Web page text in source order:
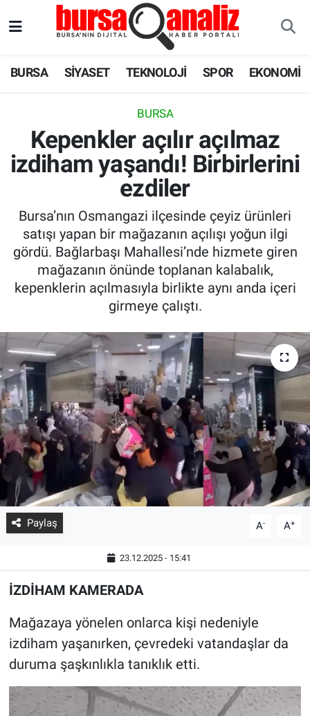
BURSA SİYASET TEKNOLOJİ SPOR EKONOMİ
BURSA
Kepenkler açılır açılmaz
izdiham yaşandı! Birbirlerini
ezdiler
Bursa’nın Osmangazi ilçesinde çeyiz ürünleri
satışı yapan bir mağazanın açılışı yoğun ilgi
gördü. Bağlarbaşı Mahallesi’nde hizmete giren
mağazanın önünde toplanan kalabalık,
kepenklerin açılmasıyla birlikte aynı anda içeri
girmeye çalıştı.
Paylaş A- A+
23.12.2025 - 15:41
İZDİHAM KAMERADA
Mağazaya yönelen onlarca kişi nedeniyle
izdiham yaşanırken, çevredeki vatandaşlar da
duruma şaşkınlıkla tanıklık etti.
SPOR
SAĞLIK
ASTROLOJİ
Süper Lig Puan Durumu ve Fikstür
Son Dakika Haberleri
Haber Arşivi